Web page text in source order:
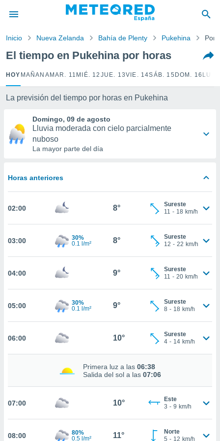
por
para
que se
calidad.
a este
y
forma
basada
botón
la
ya sean
nos
perfil
y
ACEPTAR
CONTINUAR
Inicio Nueva Zelanda Bahía de Plenty Pukehina Por
El tiempo en Pukehina por horas
HOY MAÑANA MAR. 11 MIÉ. 12 JUE. 13VIE. 14SÁB. 15 DOM. 16
La previsión del tiempo por horas en Pukehina
Domingo, 09 de agosto
Lluvia moderada con cielo parcialmente
nuboso
La mayor parte del día
Horas anteriores
02:00 8°
Sureste
11 - 18 km/h
03:00
30%
0.1 l/m²
8°
Sureste
12 - 22 km/h
04:00 9°
Sureste
11 - 20 km/h
05:00
30%
0.1 l/m²
9°
Sureste
8 - 18 km/h
06:00 10°
Sureste
4 - 14 km/h
Primera luz a las 06:38
Salida del sol a las 07:06
07:00 10°
Este
3 - 9 km/h
08:00
80%
0.5 l/m²
11°
Norte
5 - 12 km/h